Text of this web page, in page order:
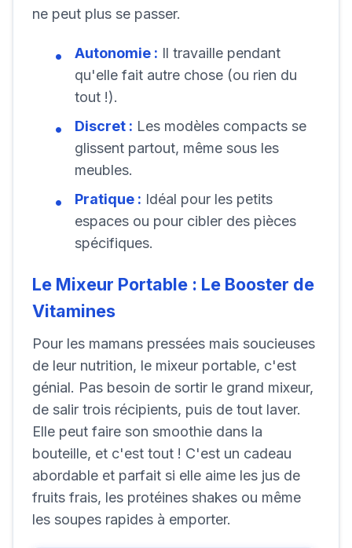
ne peut plus se passer.
Autonomie : Il travaille pendant
qu'elle fait autre chose (ou rien du
tout !).
Discret : Les modèles compacts se
glissent partout, même sous les
meubles.
Pratique : Idéal pour les petits
espaces ou pour cibler des pièces
spécifiques.
Le Mixeur Portable : Le Booster de
Vitamines
Pour les mamans pressées mais soucieuses
de leur nutrition, le mixeur portable, c'est
génial. Pas besoin de sortir le grand mixeur,
de salir trois récipients, puis de tout laver.
Elle peut faire son smoothie dans la
bouteille, et c'est tout ! C'est un cadeau
abordable et parfait si elle aime les jus de
fruits frais, les protéines shakes ou même
les soupes rapides à emporter.